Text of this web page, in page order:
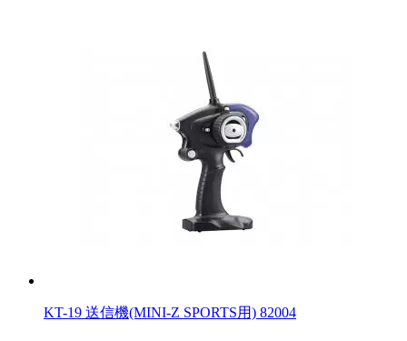
KT-19 送信機(MINI-Z SPORTS用) 82004